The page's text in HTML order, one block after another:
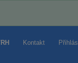
Kontakt